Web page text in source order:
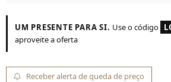
UM PRESENTE PARA SI. Use o código
aproveite a oferta
Receber alerta de queda de preço